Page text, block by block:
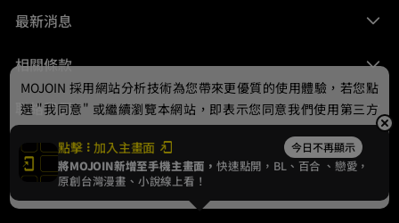
最新消息
相關條款
聯絡我們
© 2024 gamania Digital Entertainment Co., Ltd.
點擊 加入主畫面 今日不再顯示
將MOJOIN新增至手機主畫面，快速點開，BL、 百合 、戀愛，
原創台灣漫畫、小說線上看！
MOJOIN 採用網站分析技術為您帶來更優質的使用體驗，若您點
選 "我同意" 或繼續瀏覽本網站，即表示您同意我們使用第三方
Cookie，欲瞭解更多資訊請見隱私權政策。
我同意